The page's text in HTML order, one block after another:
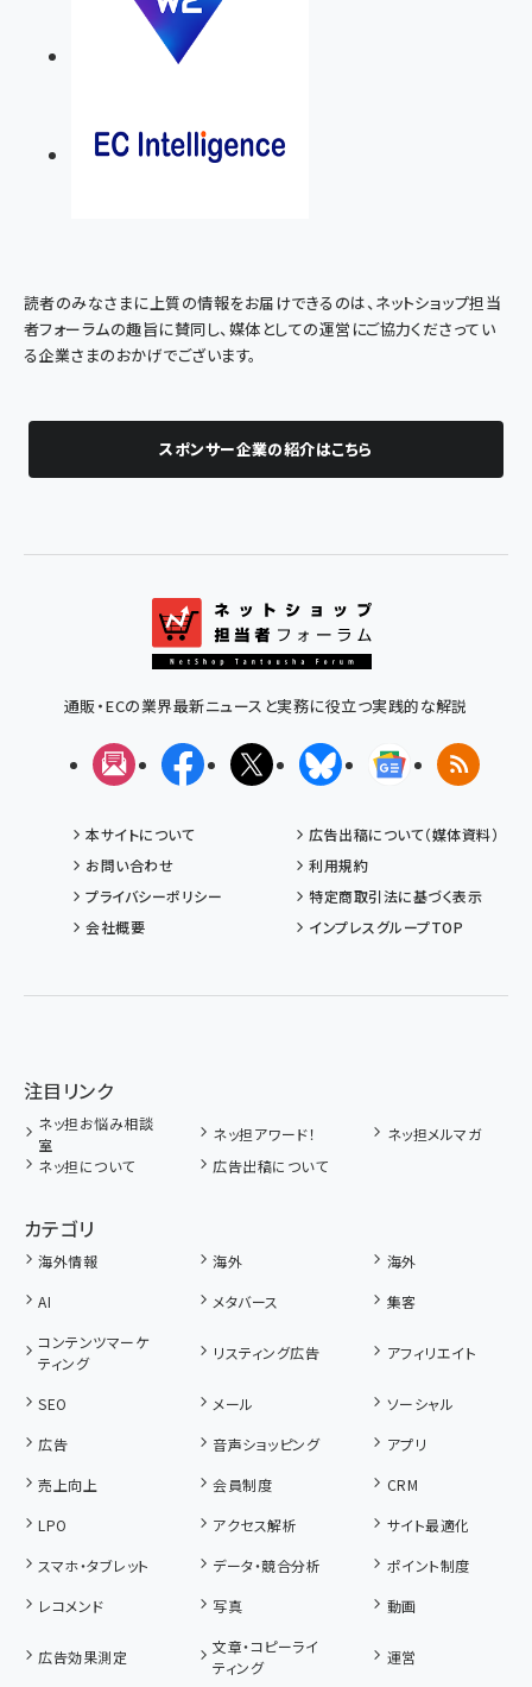
読者のみなさまに上質の情報をお届けできるのは、ネットショップ担当
者フォーラムの趣旨に賛同し、媒体としての運営にご協力くださってい
る企業さまのおかげでございます。
スポンサー企業の紹介はこちら
通販・ECの業界最新ニュースと実務に役立つ実践的な解説
メルマガFacebookX(エックス)BlueskyGoogleニュ
RSS
本サイトについて
広告出稿について（媒体資料）
お問い合わせ
利用規約
プライバシーポリシー
特定商取引法に基づく表示
会社概要
インプレスグループTOP
注目リンク
ネッ担お悩み相談
室
ネッ担アワード！
ネッ担メルマガ
ネッ担について
広告出稿について
カテゴリ
海外情報 海外
海外
AI
メタバース
集客
コンテンツマーケ
ティング
リスティング広告 アフィリエイト
SEO メール
ソーシャル
広告
音声ショッピング
アプリ
売上向上
会員制度
CRM
LPO
アクセス解析
サイト最適化
スマホ・タブレット
データ・競合分析
ポイント制度
レコメンド
写真 動画
広告効果測定
文章・コピーライ
ティング
運営